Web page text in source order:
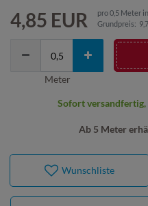
4,85 EUR pro0,5 Meter
Grundpreis:
Ab 5 Meter
Meter
Sofort
Wunschliste